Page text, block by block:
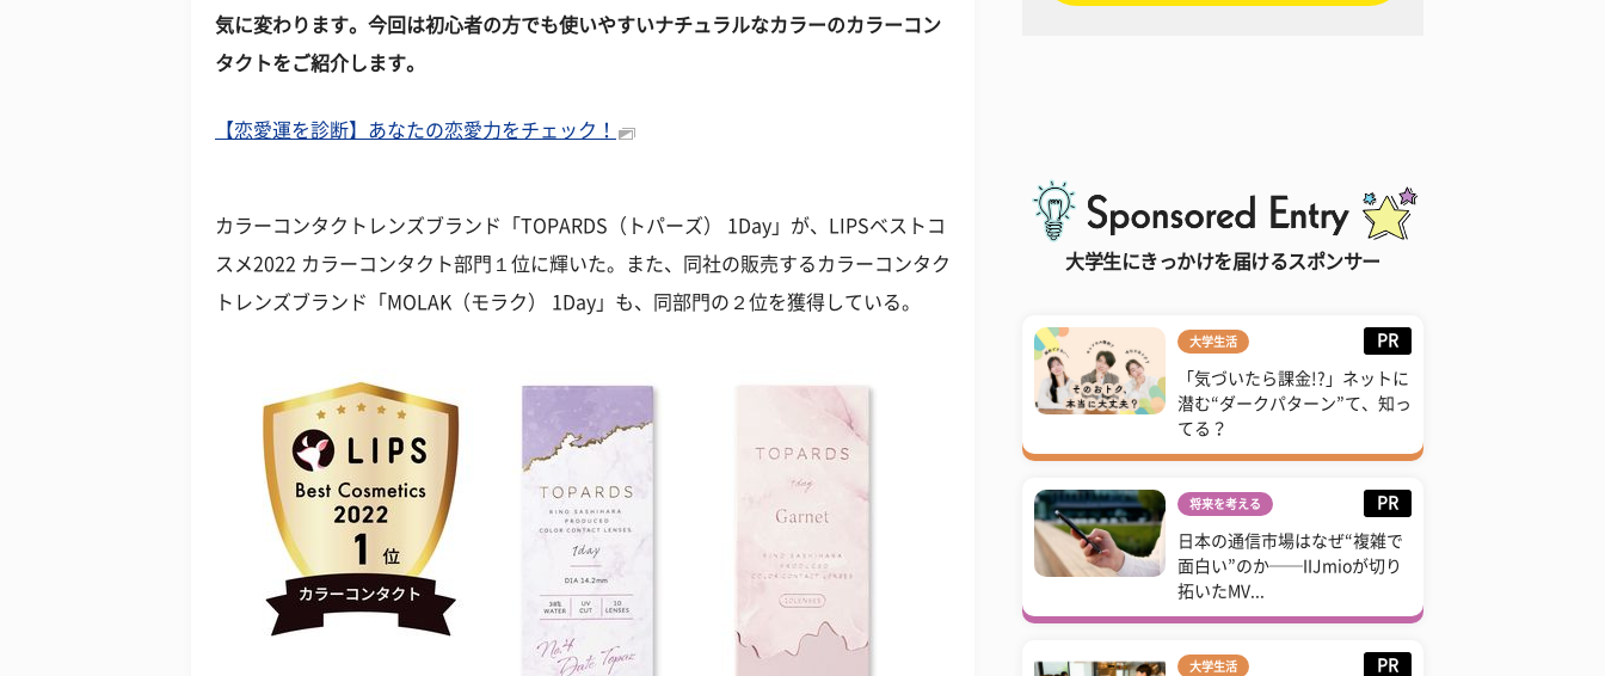
気に変わります。今回は初心者の方でも使いやすいナチュラルなカラーのカラーコン
タクトをご紹介します。
【恋愛運を診断】あなたの恋愛力をチェック！
カラーコンタクトレンズブランド「TOPARDS（トパーズ） 1Day」が、LIPSベストコ
スメ2022 カラーコンタクト部門１位に輝いた。また、同社の販売するカラーコンタク
トレンズブランド「MOLAK（モラク） 1Day」も、同部門の２位を獲得している。
大学生にきっかけを届けるスポンサー
大学生活 PR
「気づいたら課金!?」ネットに
潜む“ダークパターン”て、知っ
てる？
将来を考える PR
日本の通信市場はなぜ“複雑で
面白い”のか──IIJmioが切り
拓いたMV...
大学生活 PR